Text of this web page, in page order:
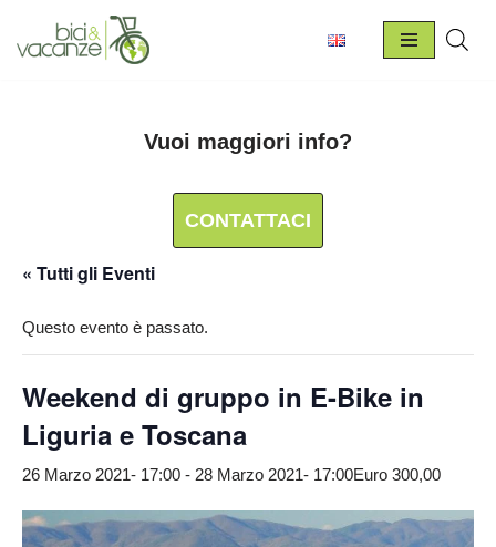
Vai
Vuoi maggiori info?
CONTATTACI
« Tutti gli Eventi
Questo evento è passato.
Weekend di gruppo in E-Bike in
Liguria e Toscana
26 Marzo 2021- 17:00 - 28 Marzo 2021- 17:00Euro 300,00